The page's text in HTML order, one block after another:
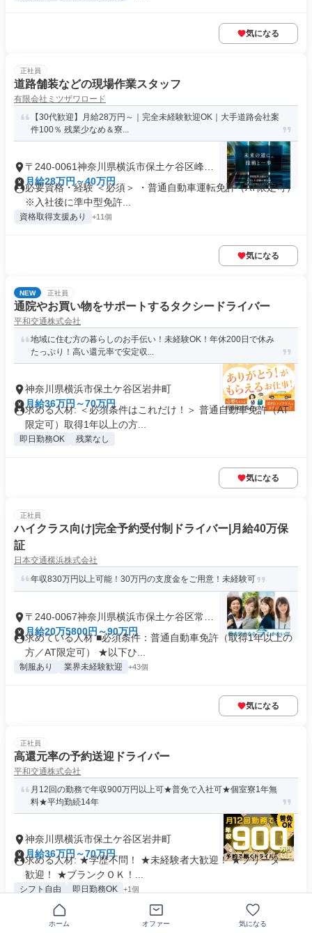
気になる
正社員
道路舗装などの現場作業スタッフ
有限会社ミツザワロード
【30代歓迎】月給28万円～｜完全未経験歓迎OK｜大手道路会社案
件100％ 残業少なめ＆寮...
〒240-0061神奈川県横浜市保土ケ谷区峰沢
町
月給28万円～40万円
必要資格・経験 ＜必須＞ ・普通自動車運転免許（AT限定可）
※入社後に準中型免許...
資格取得支援あり +11個
気になる
NEW 正社員
通院やお買い物をサポートするタクシードライバー
平和交通株式会社
地域に住む方の暮らしのお手伝い！未経験OK！年休200日で休み
たっぷり！高い還元率で安定収...
神奈川県横浜市保土ケ谷区岩井町
月給36万円～70万円
求める人材: ＜必須条件はこれだけ！＞ 普通自動車免許（AT
限定可）取得1年以上の方...
即日勤務OK 残業なし
気になる
正社員
ハイクラス向け|完全予約受付制ドライバー|月給40万保
証
日本交通横浜株式会社
年収830万円以上可能！30万円の支度金をご用意！未経験可
〒240-0067神奈川県横浜市保土ケ谷区常盤
台
月給20万5800円～90万円
求めている人材 ■必須条件：普通自動車免許（取得1年以上の
方／AT限定可） ★以下ひ...
制服あり 業界未経験歓迎 +43個
気になる
正社員
高還元率の予約送迎ドライバー
平和交通株式会社
月12回の勤務で年収900万円以上可★普免で入社可★個室寮1年無
料★平均勤続14年
神奈川県横浜市保土ケ谷区岩井町
月給36万円～70万円
求める人材: ★学歴不問！ ★未経験者大歓迎！ ★フリーター
歓迎！ ★ブランクＯＫ！...
シフト自由 即日勤務OK +1個
気になる
ホーム オファー 気になる